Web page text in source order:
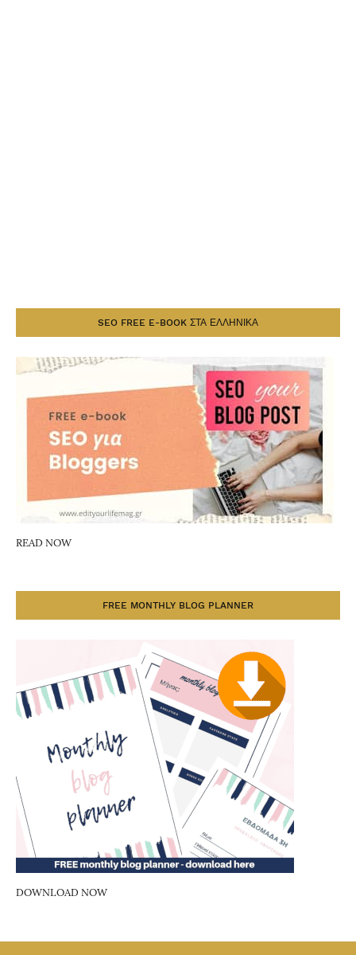
SEO FREE E-BOOK ΣΤΑ ΕΛΛΗΝΙΚΑ
READ NOW
FREE MONTHLY BLOG PLANNER
DOWNLOAD NOW